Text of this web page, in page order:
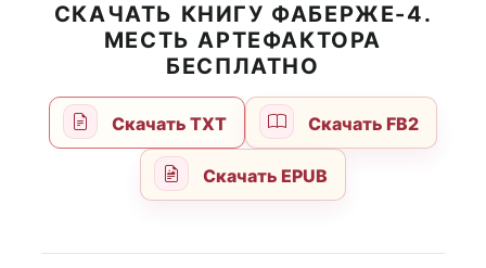
СКАЧАТЬ КНИГУ ФАБЕРЖЕ-4.
МЕСТЬ АРТЕФАКТОРА
БЕСПЛАТНО
Скачать TXT Скачать FB2
Скачать EPUB